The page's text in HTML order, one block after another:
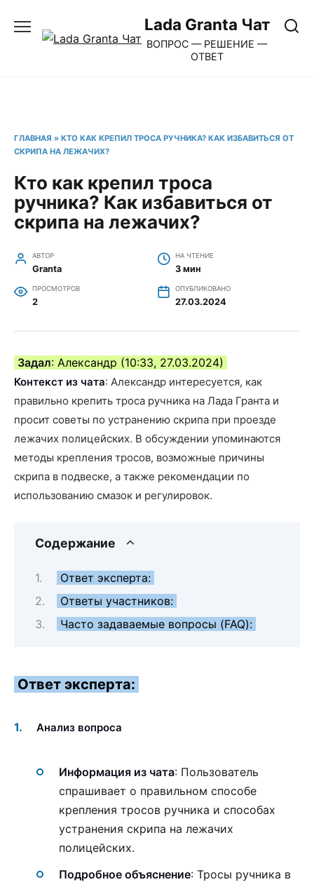
содержанию
Lada Granta Чат
ВОПРОС — РЕШЕНИЕ —
ОТВЕТ
ГЛАВНАЯ » КТО КАК КРЕПИЛ ТРОСА РУЧНИКА? КАК ИЗБАВИТЬСЯ ОТ
СКРИПА НА ЛЕЖАЧИХ?
Кто как крепил троса
ручника? Как избавиться от
скрипа на лежачих?
АВТОР
Granta
НА ЧТЕНИЕ
3 мин
ПРОСМОТРОВ
2
ОПУБЛИКОВАНО
27.03.2024
Задал: Александр (10:33, 27.03.2024)
Контекст из чата: Александр интересуется, как
правильно крепить троса ручника на Лада Гранта и
просит советы по устранению скрипа при проезде
лежачих полицейских. В обсуждении упоминаются
методы крепления тросов, возможные причины
скрипа в подвеске, а также рекомендации по
использованию смазок и регулировок.
Содержание
Ответ эксперта:
Ответы участников:
Часто задаваемые вопросы (FAQ):
Ответ эксперта:
Анализ вопроса
Информация из чата: Пользователь
спрашивает о правильном способе
крепления тросов ручника и способах
устранения скрипа на лежачих
полицейских.
Подробное объяснение: Тросы ручника в